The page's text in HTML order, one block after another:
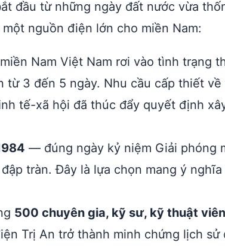
đầu từ những ngày đất nước vừa
nguồn điện lớn cho miền Nam:
Nam Việt Nam rơi vào tình trạng
3 đến 5 ngày. Nhu cầu cấp thiết
tế-xã hội đã thúc đẩy quyết định
— đúng ngày kỷ niệm Giải phóng
tràn. Đây là lựa chọn mang ý
500 chuyên gia, kỹ sư, kỹ thuật
Trị An trở thành minh chứng lịch sử